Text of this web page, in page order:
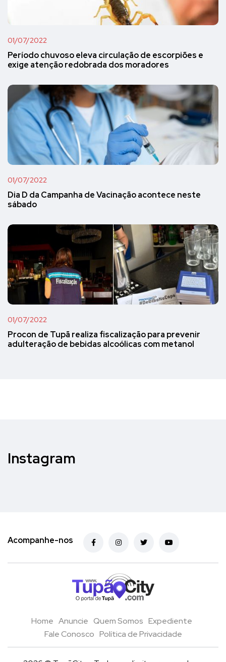
01/07/2022
Período chuvoso eleva circulação de escorpiões e
exige atenção redobrada dos moradores
01/07/2022
Dia D da Campanha de Vacinação acontece neste
sábado
01/07/2022
Procon de Tupã realiza fiscalização para prevenir
adulteração de bebidas alcoólicas com metanol
Instagram
Acompanhe-nos
Home Anuncie Quem Somos Expediente
Fale Conosco Política de Privacidade